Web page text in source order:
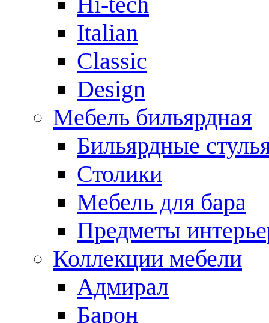
Italian
Сlassic
Design
Мебель бильярдная
Бильярдные
Столики
Мебель для бара
Предметы
Коллекции мебели
Адмирал
Барон